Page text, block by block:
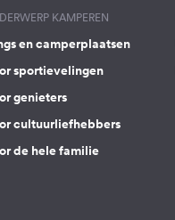
KAMPEREN
en camperplaatsen
sportievelingen
genieters
cultuurliefhebbers
de hele familie